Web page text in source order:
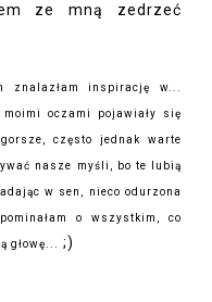
ze mną zedrzeć
znalazłam inspirację w...
oczami pojawiały się
często jednak warte
nasze myśli, bo te lubią
w sen, nieco odurzona
o wszystkim, co
głowę... ;)